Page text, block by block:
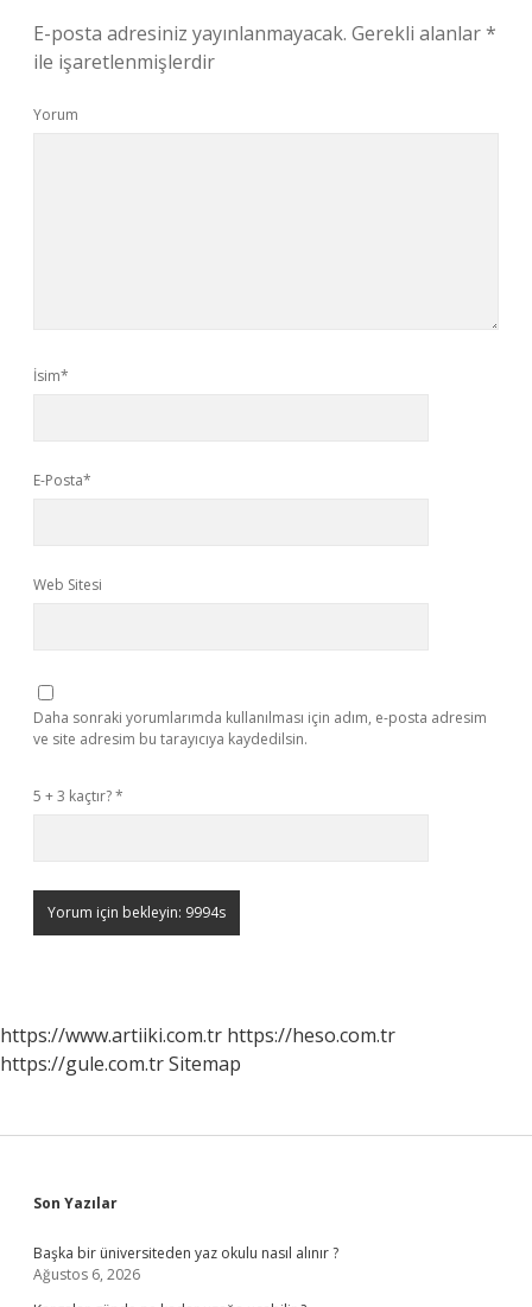
E-posta adresiniz yayınlanmayacak. Gerekli alanlar*
ile işaretlenmişlerdir
Yorum
İsim*
E-Posta*
Web Sitesi
Daha sonraki yorumlarımda kullanılması için adım, e-posta adresim
ve site adresim bu tarayıcıya kaydedilsin.
5 + 3 kaçtır?*
https://www.artiiki.com.tr https://heso.com.tr
https://gule.com.trSitemap
Sidebar
Son Yazılar
Başka bir üniversiteden yaz okulu nasıl alınır ?
Ağustos 6, 2026